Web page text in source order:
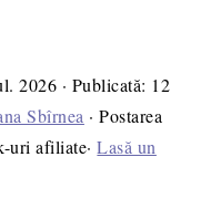
2026 · Publicată: 12
Sbîrnea · Postarea
uri afiliate·Lasă un